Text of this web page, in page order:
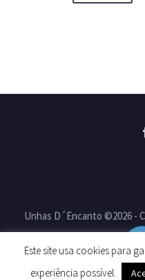
Unhas D´Encanto ©2026 -
Este site usa cookies para
experiência possível.